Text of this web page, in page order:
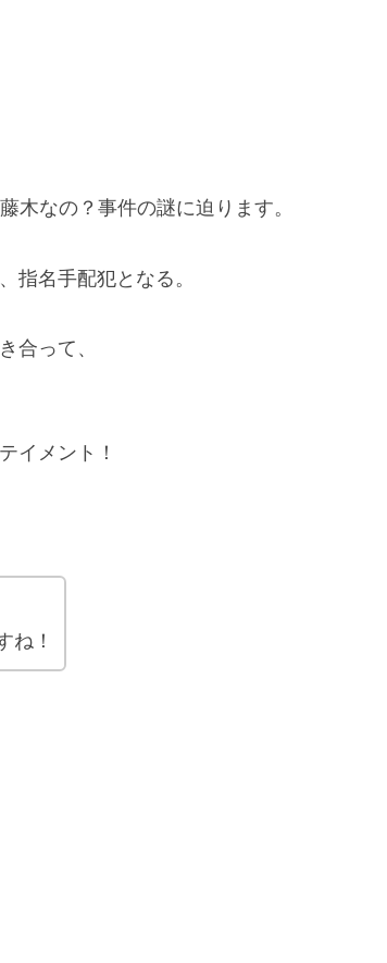
木なの？事件の謎に迫ります。
指名手配犯となる。
合って、
イメント！
ね！